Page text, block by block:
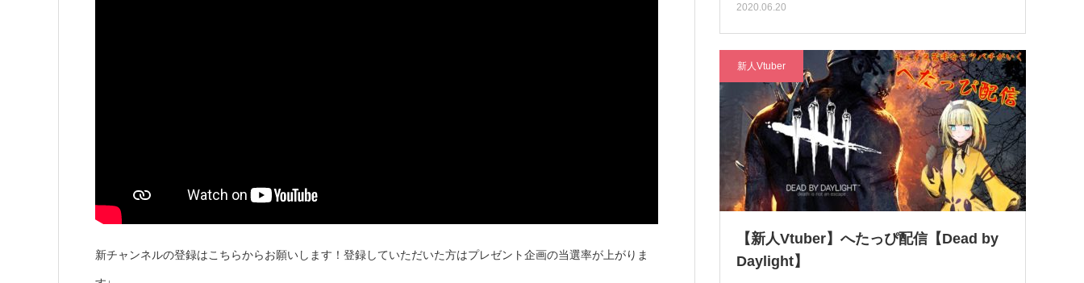
新チャンネルの登録はこちらからお願いします！登録していただいた方はプレゼント企画の当選率が上がりま
2020.06.20
新人Vtuber
【新人Vtuber】へたっぴ配信【Dead by
Daylight】